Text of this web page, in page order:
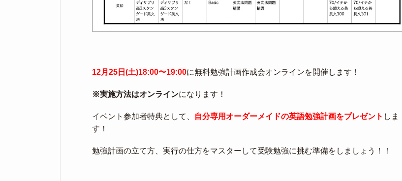
12月25日(土)18:00〜19:00に無料勉強計画作成会オンラインを開催します！
※実施方法はオンラインになります！
イベント参加者特典として、 自分専用オーダーメイドの英語勉強計画をプレゼント しま
す！
勉強計画の立て方、実行の仕方をマスターして受験勉強に挑む準備をしましょう！！